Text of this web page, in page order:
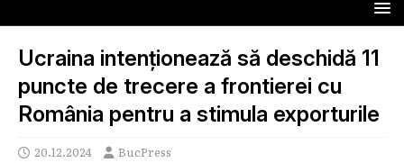
Ucraina intenționează să deschidă 11
puncte de trecere a frontierei cu
România pentru a stimula exporturile
20.12.2024 BucPress